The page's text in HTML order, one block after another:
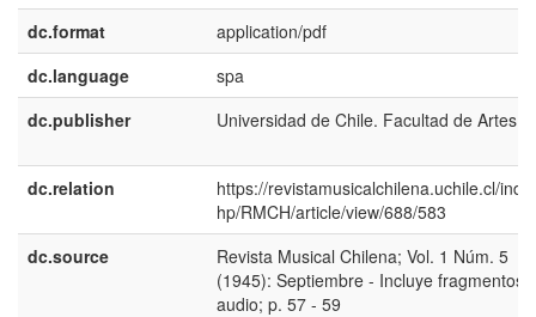
dc.format
application/pdf
dc.language
spa
dc.publisher
Universidad de Chile. Facultad de Artes
dc.relation
https://revistamusicalchilena.uchile.cl/
hp/RMCH/article/view/688/583
dc.source
Revista Musical Chilena; Vol. 1 Núm. 5
(1945): Septiembre - Incluye fragmentos
audio; p. 57 - 59